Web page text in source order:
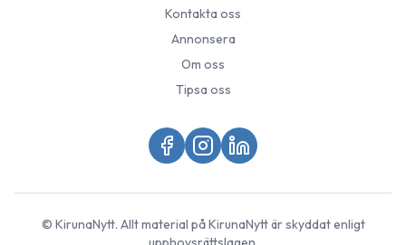
Kontakta oss
Annonsera
Om oss
Tipsa oss
© KirunaNytt. Allt material påKirunaNyttär skyddat enligt